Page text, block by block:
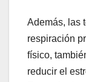
Además, las
respiración
físico,
reducir el